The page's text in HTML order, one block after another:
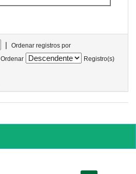
|
Ordenar registros por
Ordenar
Registro(s)